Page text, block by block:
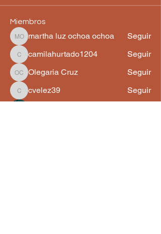
Miembros
martha luz ochoa ochoa
martha luz ochoa ochoa Seguir
camilahurtado1204
camilahurtado1204 Seguir
Olegaria Cruz
Olegaria Cruz Seguir
cvelez39
cvelez39
Seguir